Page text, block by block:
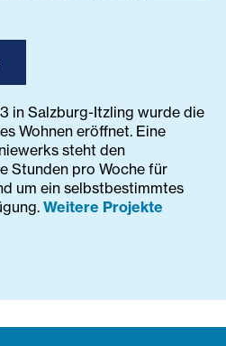
in Salzburg-Itzling wurde die
Wohnen eröffnet. Eine
steht den
Stunden pro Woche für
um ein selbstbestimmtes
Weitere Projekte